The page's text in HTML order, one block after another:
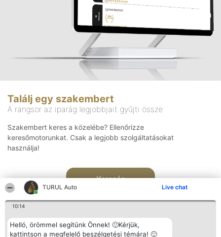
TURUL Auto Live chat
10:14
Helló, örömmel segítünk Önnek! 🙂Kérjük,
kattintson a megfelelő beszélgetési témára! 🙂
Találj egy szakembert
A rangsor az iparág legjobbjait gyűjti össze
Szakembert keres a közelébe? Ellenőrizze
keresőmotorunkat. Csak a legjobb szolgáltatásokat
használja!
Keresés